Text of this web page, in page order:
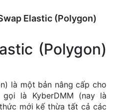
Elastic (Polygon)
(Polygon)
là một bản nâng cấp cho
là KyberDMM (nay là
mới kế thừa tất cả các